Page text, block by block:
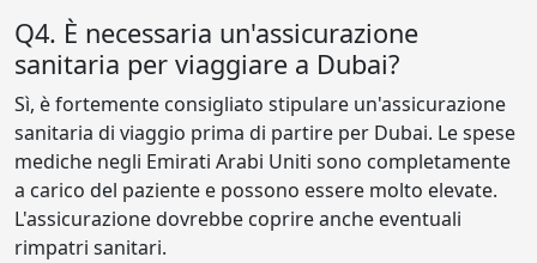
Q4. È necessaria un'assicurazione
sanitaria per viaggiare a Dubai?
Sì, è fortemente consigliato stipulare un'assicurazione
sanitaria di viaggio prima di partire per Dubai. Le spese
mediche negli Emirati Arabi Uniti sono completamente
a carico del paziente e possono essere molto elevate.
L'assicurazione dovrebbe coprire anche eventuali
rimpatri sanitari.